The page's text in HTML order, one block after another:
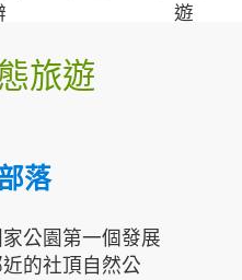
遊
旅遊
落
公園第一個發展
的社頂自然公